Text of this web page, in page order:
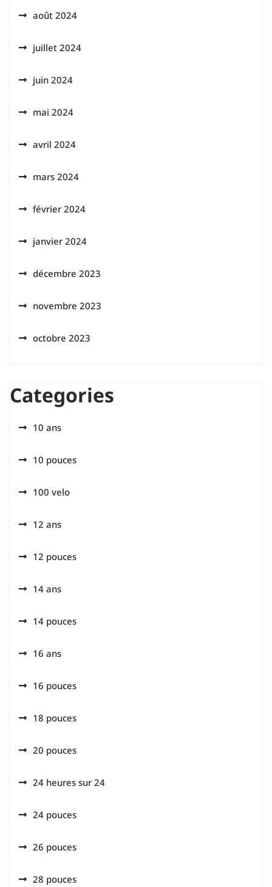
août 2024
juillet 2024
juin 2024
mai 2024
avril 2024
mars 2024
février 2024
janvier 2024
décembre 2023
novembre 2023
octobre 2023
Categories
10 ans
10 pouces
100 velo
12 ans
12 pouces
14 ans
14 pouces
16 ans
16 pouces
18 pouces
20 pouces
24 heures sur 24
24 pouces
26 pouces
28 pouces